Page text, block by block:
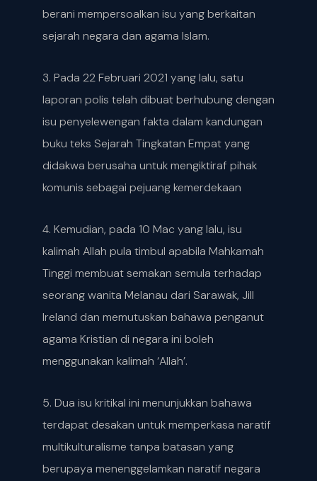
berani mempersoalkan isu yang berkaitan
sejarah negara dan agama Islam.
3. Pada 22 Februari 2021 yang lalu, satu
laporan polis telah dibuat berhubung dengan
isu penyelewengan fakta dalam kandungan
buku teks Sejarah Tingkatan Empat yang
didakwa berusaha untuk mengiktiraf pihak
komunis sebagai pejuang kemerdekaan
4. Kemudian, pada 10 Mac yang lalu, isu
kalimah Allah pula timbul apabila Mahkamah
Tinggi membuat semakan semula terhadap
seorang wanita Melanau dari Sarawak, Jill
Ireland dan memutuskan bahawa penganut
agama Kristian di negara ini boleh
menggunakan kalimah ‘Allah’.
5. Dua isu kritikal ini menunjukkan bahawa
terdapat desakan untuk memperkasa naratif
multikulturalisme tanpa batasan yang
berupaya menenggelamkan naratif negara